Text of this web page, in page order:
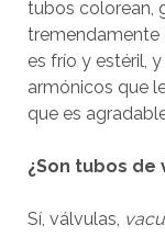
tubos colorean,
tremendamente
es frío y estéril,
armónicos que
que es
¿Son tubos de
Sí, válvulas,